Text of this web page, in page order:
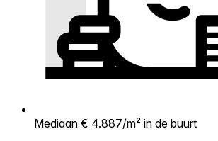
Mediaan € 4.887/m² in de buurt